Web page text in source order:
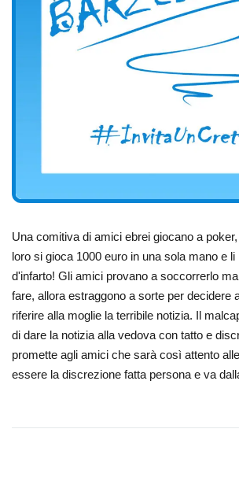
Una comitiva di amici ebrei giocano a
loro si gioca 1000 euro in una sola mano e
d'infarto! Gli amici provano a soccorrerlo
fare, allora estraggono a sorte per decidere
riferire alla moglie la terribile notizia. Il
di dare la notizia alla vedova con tatto e
promette agli amici che sarà così attento
essere la discrezione fatta persona e va